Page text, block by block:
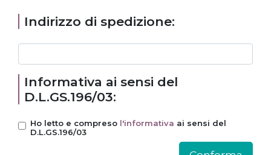
Indirizzo di spedizione:
Informativa ai sensi del
D.L.GS.196/03:
Ho letto e compreso l'informativa ai sensi del
D.L.GS.196/03